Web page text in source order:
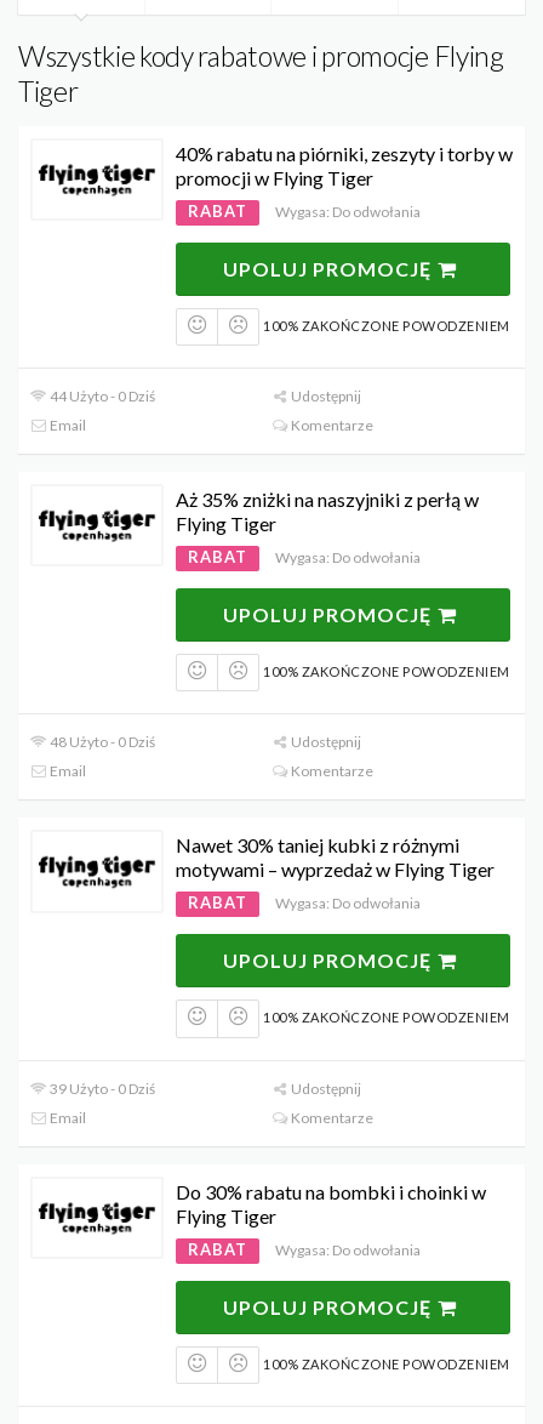
Wszystkie kody rabatowe i promocje Flying
Tiger
40% rabatu na piórniki, zeszyty i torby w
promocji w Flying Tiger
RABAT Wygasa: Do odwołania
UPOLUJ PROMOCJĘ
100% ZAKOŃCZONE POWODZENIEM
44 Użyto - 0 Dziś
Udostępnij
Email
Komentarze
Aż 35% zniżki na naszyjniki z perłą w
Flying Tiger
RABAT Wygasa: Do odwołania
UPOLUJ PROMOCJĘ
100% ZAKOŃCZONE POWODZENIEM
48 Użyto - 0 Dziś
Udostępnij
Email
Komentarze
Nawet 30% taniej kubki z różnymi
motywami – wyprzedaż w Flying Tiger
RABAT Wygasa: Do odwołania
UPOLUJ PROMOCJĘ
100% ZAKOŃCZONE POWODZENIEM
39 Użyto - 0 Dziś
Udostępnij
Email
Komentarze
Do 30% rabatu na bombki i choinki w
Flying Tiger
RABAT Wygasa: Do odwołania
UPOLUJ PROMOCJĘ
100% ZAKOŃCZONE POWODZENIEM